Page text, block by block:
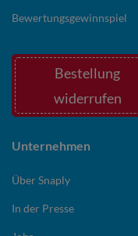
Bewertungsgewinnspiel
Bestellung
widerrufen
Unternehmen
Über Snaply
In der Presse